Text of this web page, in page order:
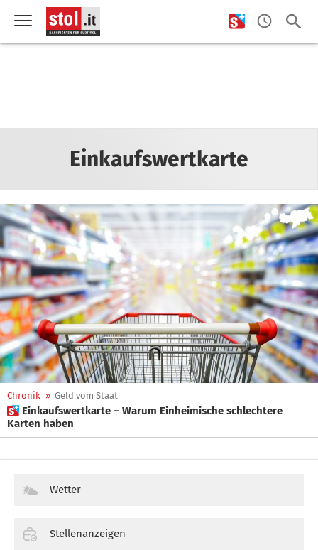
Einkaufswertkarte
Chronik » Geld vom Staat
 Einkaufswertkarte – Warum Einheimische schlechtere
Karten haben
Wetter
Stellenanzeigen